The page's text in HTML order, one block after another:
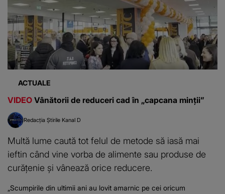
ACTUALE
VIDEO Vânătorii de reduceri cad în „capcana minții”
Redacția Știrile Kanal D
Multă lume caută tot felul de metode să iasă mai
ieftin când vine vorba de alimente sau produse de
curățenie și vânează orice reducere.
„Scumpirile din ultimii ani au lovit amarnic pe cei oricum